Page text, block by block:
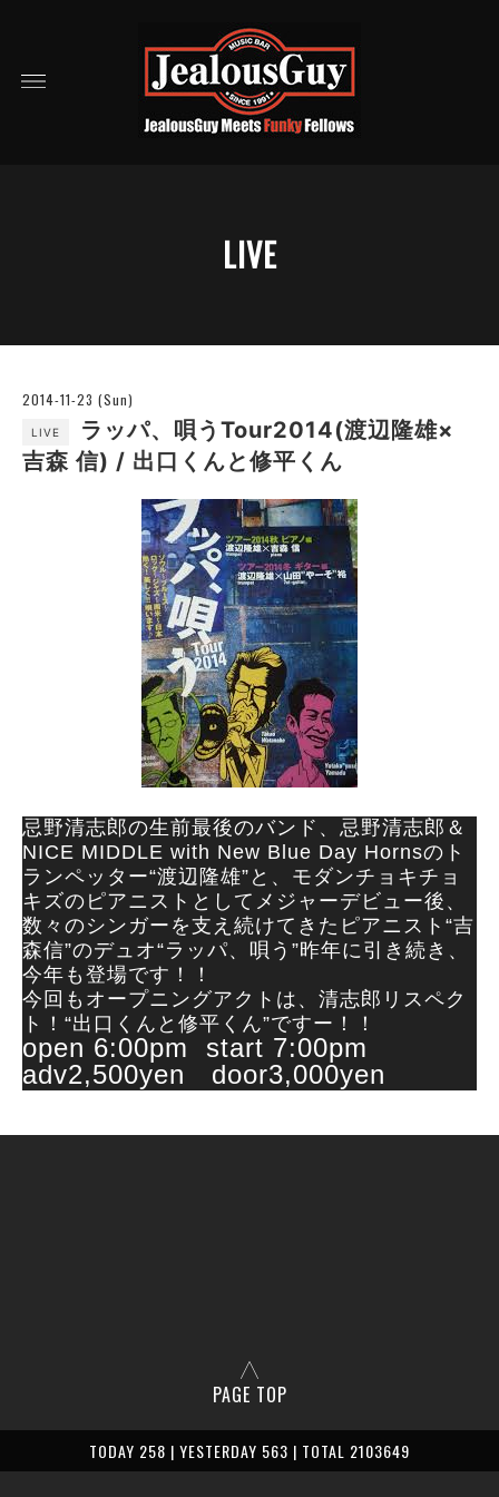
LIVE
2014-11-23 (Sun)
LIVE
ラッパ、唄うTour2014(渡辺隆雄×
吉森 信) / 出口くんと修平くん
忌野清志郎の生前最後のバンド、忌野清志郎＆
NICE MIDDLE with New Blue Day Hornsのト
ランペッター“渡辺隆雄”と、モダンチョキチョ
キズのピアニストとしてメジャーデビュー後、
数々のシンガーを支え続けてきたピアニスト“吉
森信”のデュオ“ラッパ、唄う”昨年に引き続き、
今年も登場です！！
今回もオープニングアクトは、清志郎リスペク
ト！“出口くんと修平くん”ですー！！
open 6:00pm start 7:00pm
adv2,500yen door3,000yen
PAGE TOP
TODAY 258 | YESTERDAY 563 | TOTAL 2103649